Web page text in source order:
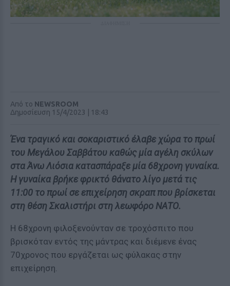
Από το NEWSROOM
Δημοσίευση 15/4/2023 | 18:43
Ένα τραγικό και σοκαριστικό έλαβε χώρα το πρωί
του Μεγάλου Σαββάτου καθώς μία αγέλη σκύλων
στα Άνω Λιόσια κατασπάραξε μία 68χρονη γυναίκα.
Η γυναίκα βρήκε φρικτό θάνατο λίγο μετά τις
11:00 το πρωί σε επιχείρηση σκραπ που βρίσκεται
στη θέση Σκαλιστήρι στη λεωφόρο ΝΑΤΟ.
Η 68χρονη φιλοξενούνταν σε τροχόσπιτο που
βρισκόταν εντός της μάντρας και διέμενε ένας
70χρονος που εργάζεται ως φύλακας στην
επιχείρηση.